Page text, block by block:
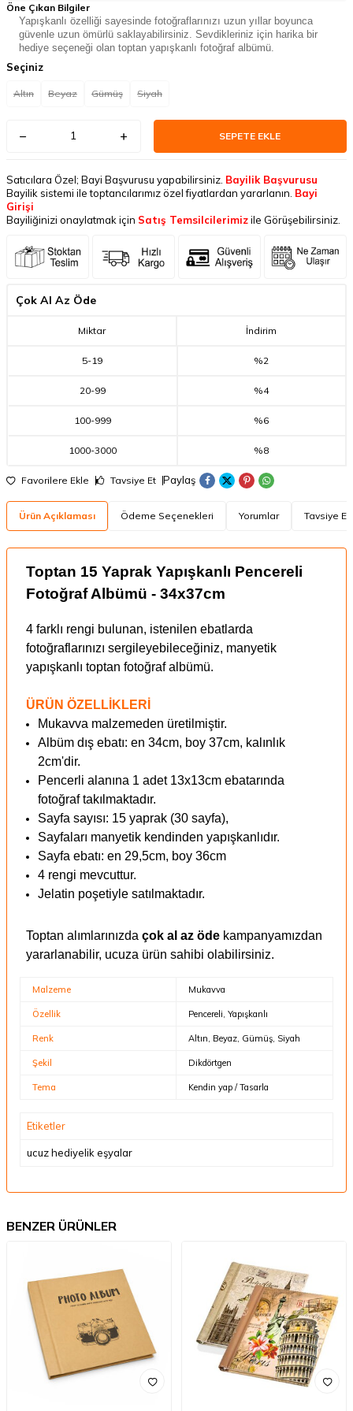
Öne Çıkan Bilgiler
Yapışkanlı özelliği sayesinde fotoğraflarınızı uzun yıllar boyunca
güvenle uzun ömürlü saklayabilirsiniz. Sevdikleriniz için harika bir
hediye seçeneği olan toptan yapışkanlı fotoğraf albümü.
Seçiniz
Altın Beyaz Gümüş Siyah
SEPETE EKLE
Satıcılara Özel; Bayi Başvurusu yapabilirsiniz. Bayilik Başvurusu
Bayilik sistemi ile toptancılarımız özel fiyatlardan yararlanın. Bayi
Girişi
Bayiliğinizi onaylatmak için Satış Temsilcilerimizile Görüşebilirsiniz.
Çok Al Az Öde
Miktar İndirim
5-19 %2
20-99 %4
100-999 %6
1000-3000 %8
Favorilere Ekle Tavsiye Et Paylaş
Ürün Açıklaması Ödeme Seçenekleri Yorumlar Tavsiye Et
Toptan 15 Yaprak Yapışkanlı Pencereli
Fotoğraf Albümü - 34x37cm
4 farklı rengi bulunan, istenilen ebatlarda
fotoğraflarınızı sergileyebileceğiniz, manyetik
yapışkanlı toptan fotoğraf albümü.
ÜRÜN ÖZELLİKLERİ
Mukavva malzemeden üretilmiştir.
Albüm dış ebatı: en 34cm, boy 37cm, kalınlık
2cm'dir.
Pencerli alanına 1 adet 13x13cm ebatarında
fotoğraf takılmaktadır.
Sayfa sayısı: 15 yaprak (30 sayfa),
Sayfaları manyetik kendinden yapışkanlıdır.
Sayfa ebatı: en 29,5cm, boy 36cm
4 rengi mevcuttur.
Jelatin poşetiyle satılmaktadır.
Toptan alımlarınızda çok al az öde kampanyamızdan
yararlanabilir, ucuza ürün sahibi olabilirsiniz.
Malzeme Mukavva
Özellik Pencereli, Yapışkanlı
Renk Altın, Beyaz, Gümüş, Siyah
Şekil Dikdörtgen
Tema Kendin yap / Tasarla
Etiketler
ucuz hediyelik eşyalar
BENZER ÜRÜNLER